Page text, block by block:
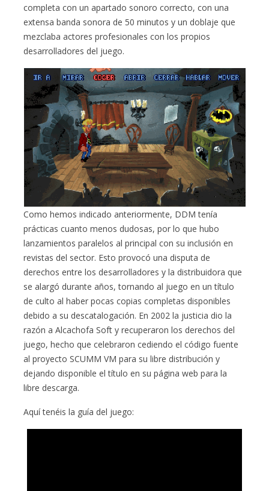
completa con un apartado sonoro correcto, con una
extensa banda sonora de 50 minutos y un doblaje que
mezclaba actores profesionales con los propios
desarrolladores del juego.
Como hemos indicado anteriormente, DDM tenía
prácticas cuanto menos dudosas, por lo que hubo
lanzamientos paralelos al principal con su inclusión en
revistas del sector. Esto provocó una disputa de
derechos entre los desarrolladores y la distribuidora que
se alargó durante años, tornando al juego en un título
de culto al haber pocas copias completas disponibles
debido a su descatalogación. En 2002 la justicia dio la
razón a Alcachofa Soft y recuperaron los derechos del
juego, hecho que celebraron cediendo el código fuente
al proyecto SCUMM VM para su libre distribución y
dejando disponible el título en su página web para la
libre descarga.
Aquí tenéis la guía del juego: